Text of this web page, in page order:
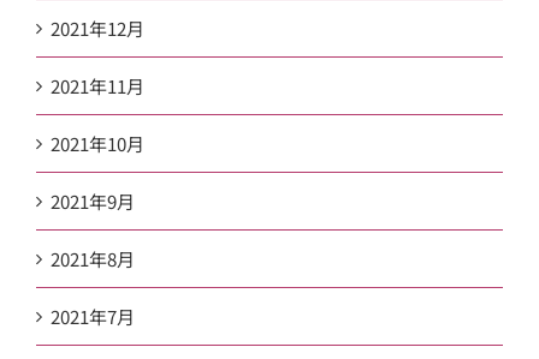
2021年12月
2021年11月
2021年10月
2021年9月
2021年8月
2021年7月